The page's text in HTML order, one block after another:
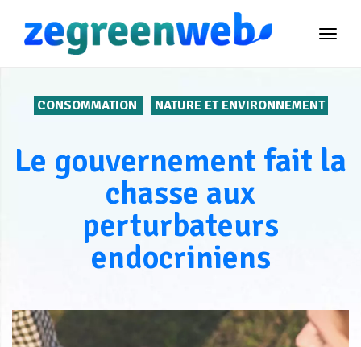
CONSOMMATION NATURE ET ENVIRONNEMENT
Le gouvernement fait la
chasse aux
perturbateurs
endocriniens